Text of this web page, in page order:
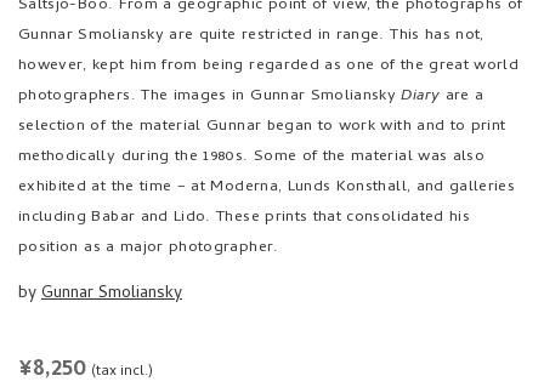
Gunnar Smoliansky are quite restricted in range. This has not,
however, kept him from being regarded as one of the great world
photographers. The images in Gunnar Smoliansky Diaryare a
selection of the material Gunnar began to work with and to print
methodically during the 1980s. Some of the material was also
exhibited at the time – at Moderna, Lunds Konsthall, and galleries
including Babar and Lido. These prints that consolidated his
position as a major photographer.
PRICE
¥8,250